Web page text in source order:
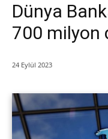
Dünya
700 milyon
24 Eylül 2023